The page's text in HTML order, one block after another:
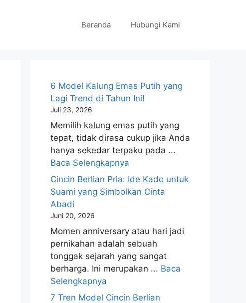
Beranda Hubungi Kami
6 Model Kalung Emas Putih yang
Lagi Trend di Tahun Ini!
Juli 23, 2026
Memilih kalung emas putih yang
tepat, tidak dirasa cukup jika Anda
hanya sekedar terpaku pada ...
Baca Selengkapnya
Cincin Berlian Pria: Ide Kado untuk
Suami yang Simbolkan Cinta
Abadi
Juni 20, 2026
Momen anniversary atau hari jadi
pernikahan adalah sebuah
tonggak sejarah yang sangat
berharga. Ini merupakan ... Baca
Selengkapnya
7 Tren Model Cincin Berlian